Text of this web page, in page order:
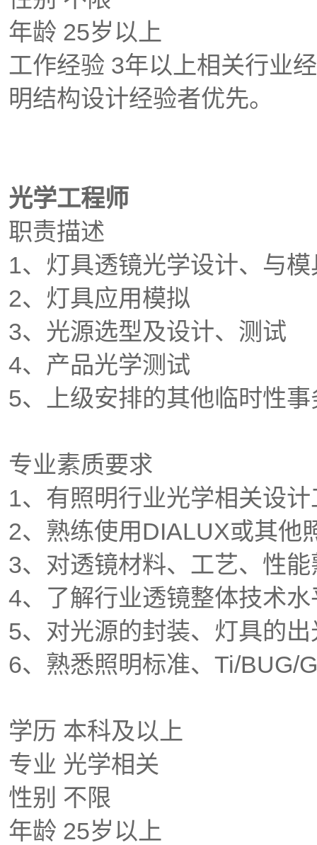
年龄 25岁以上
工作经验 3年以上相关行业
明结构设计经验者优先。
光学工程师
职责描述
1、灯具透镜光学设计、与
2、灯具应用模拟
3、光源选型及设计、测试
4、产品光学测试
5、上级安排的其他临时性事
专业素质要求
1、有照明行业光学相关设
2、熟练使用DIALUX或其他
3、对透镜材料、工艺、性
4、了解行业透镜整体技术水
5、对光源的封装、灯具的
6、熟悉照明标准、Ti/BUG/
学历 本科及以上
专业 光学相关
性别 不限
年龄 25岁以上